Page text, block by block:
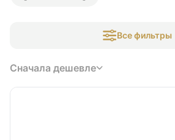
Все фильтры
Сначала дешевле